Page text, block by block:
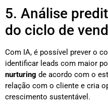
5. Análise
do ciclo de
Com IA, é possível prever o
identificar leads com maior
nurturing de acordo com o
relação com o cliente e cria
crescimento sustentável.